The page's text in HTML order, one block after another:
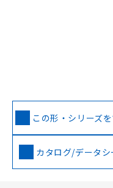
この形・シリーズ
カタログ/データ
ご利用